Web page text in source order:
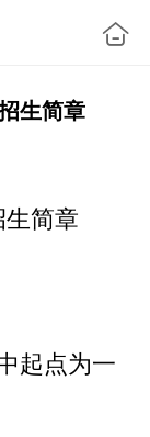
生简章
简章
起点为一